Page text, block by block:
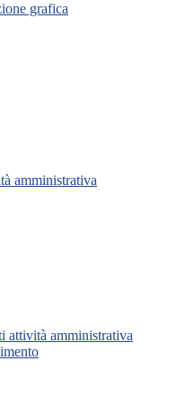
grafica
amministrativa
attività amministrativa